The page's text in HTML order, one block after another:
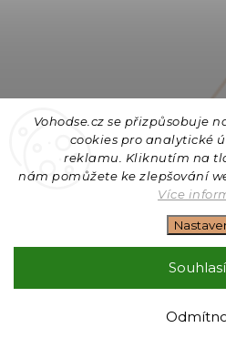
Vohodse.cz se přizpůsobuje
cookies pro analytické
reklamu. Kliknutím na
nám pomůžete ke zlepšování
Více
Sledovat na Instagramu
Copyright 2026Vohodse.cz.
Upravit